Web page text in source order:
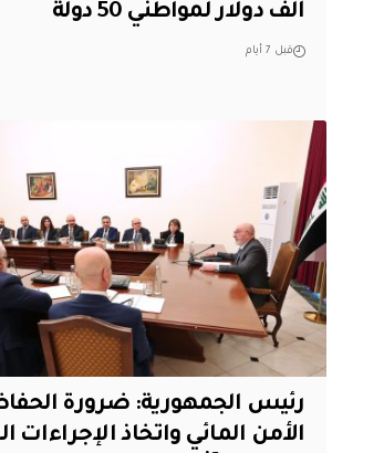
ألف دولار لمواطني 50 دولة
قبل 7 أيام
رئيس الجمهورية: ضرورة
الأمن المائي واتخاذ الإجراءات